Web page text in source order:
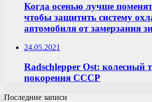
Когда осенью лучше
чтобы защитить систему
автомобиля от замерзания
24.05.2021
Radschlepper Ost: колесный
покорения СССР
Последние записи